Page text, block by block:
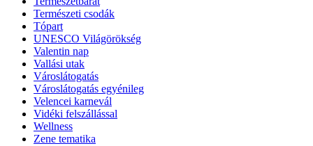
Természeti csodák
Tópart
UNESCO Világörökség
Valentin nap
Vallási utak
Városlátogatás
Városlátogatás egyénileg
Velencei karnevál
Vidéki felszállással
Wellness
Zene tematika